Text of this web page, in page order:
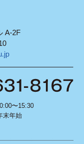
A-2F
〜15:30
末年始